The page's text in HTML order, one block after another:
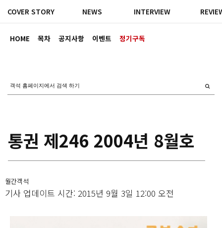
HOME 목차 공지사항 이벤트 정기구독
COVER STORY NEWS INTERVIEW
통권 제246 2004년 8월호
월간객석
기사 업데이트 시간: 2015년 9월 3일 12:00 오전